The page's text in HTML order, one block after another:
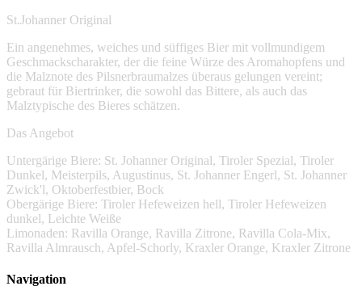
St.Johanner Original
Ein angenehmes, weiches und süffiges Bier mit vollmundigem
Geschmackscharakter, der die feine Würze des Aromahopfens und
die Malznote des Pilsnerbraumalzes überaus gelungen vereint;
gebraut für Biertrinker, die sowohl das Bittere, als auch das
Malztypische des Bieres schätzen.
Das Angebot
Untergärige Biere: St. Johanner Original, Tiroler Spezial, Tiroler
Dunkel, Meisterpils, Augustinus, St. Johanner Engerl, St. Johanner
Zwick'l, Oktoberfestbier, Bock
Obergärige Biere: Tiroler Hefeweizen hell, Tiroler Hefeweizen
dunkel, Leichte Weiße
Limonaden: Ravilla Orange, Ravilla Zitrone, Ravilla Cola-Mix,
Ravilla Almrausch, Apfel-Schorly, Kraxler Orange, Kraxler Zitrone
Navigation